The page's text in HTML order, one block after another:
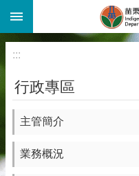
跳到主要內容區塊
:::
行政專區
主管簡介
業務概況